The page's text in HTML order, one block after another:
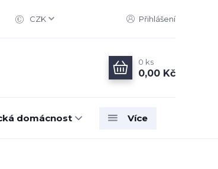
CZK Přihlášení
0 ks
0,00 Kč
domácnost Více